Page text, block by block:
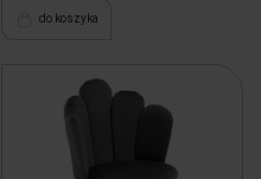
do koszyka